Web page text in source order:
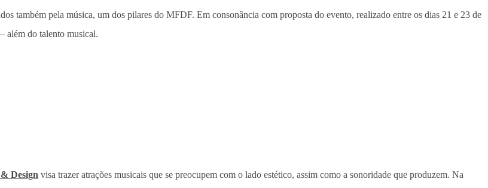
também pela música, um dos pilares do MFDF. Em consonância com proposta do evento, realizado entre os dias 21 e 23 de
além do talento musical.
Design visa trazer atrações musicais que se preocupem com o lado estético, assim como a sonoridade que produzem. Na